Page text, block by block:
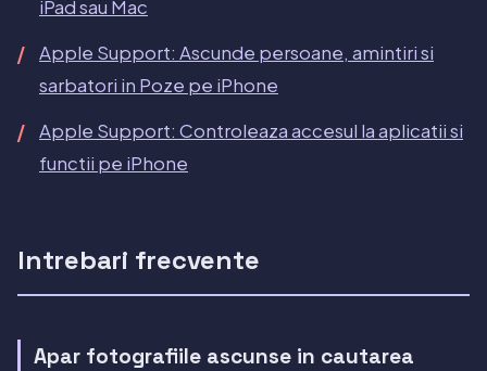
iPad sau Mac
Apple Support: Ascunde persoane, amintiri si
sarbatori in Poze pe iPhone
Apple Support: Controleaza accesul la aplicatii si
functii pe iPhone
Intrebari frecvente
Apar fotografiile ascunse in cautarea